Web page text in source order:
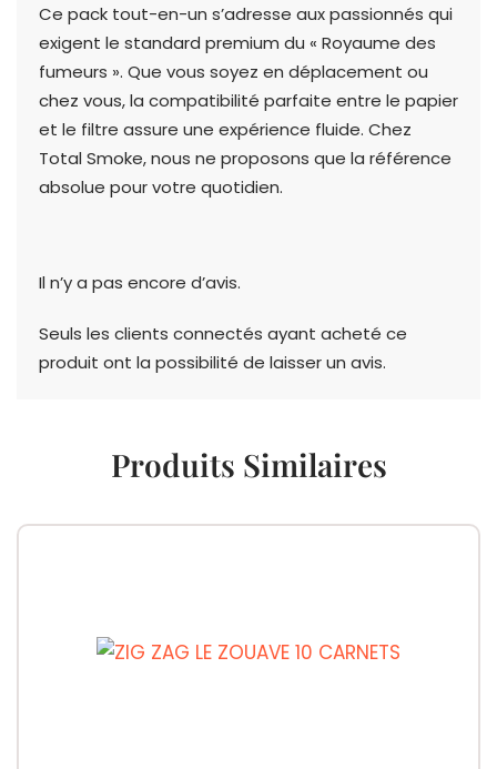
Ce pack tout-en-un s’adresse aux passionnés qui
exigent le standard premium du « Royaume des
fumeurs ». Que vous soyez en déplacement ou
chez vous, la compatibilité parfaite entre le papier
et le filtre assure une expérience fluide. Chez
Total Smoke, nous ne proposons que la référence
absolue pour votre quotidien.
Il n’y a pas encore d’avis.
Seuls les clients connectés ayant acheté ce
produit ont la possibilité de laisser un avis.
Produits Similaires